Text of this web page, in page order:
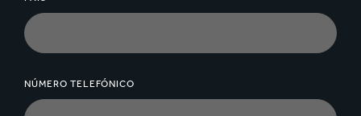
NÚMERO TELEFÓNICO